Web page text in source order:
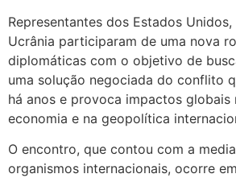
Representantes dos Estados Unidos,
Ucrânia participaram de uma nova
diplomáticas com o objetivo de
uma solução negociada do conflito
há anos e provoca impactos globais
economia e na geopolítica
O encontro, que contou com a
organismos internacionais, ocorre